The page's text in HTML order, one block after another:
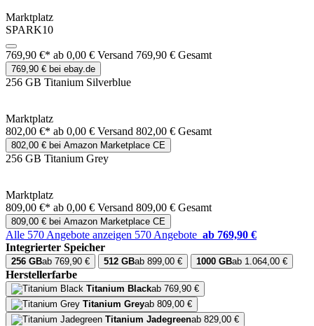
Marktplatz
SPARK10
769,90 €* ab 0,00 € Versand 769,90 € Gesamt
769,90 € bei ebay.de
256 GB Titanium Silverblue
Marktplatz
802,00 €* ab 0,00 € Versand 802,00 € Gesamt
802,00 € bei Amazon Marketplace CE
256 GB Titanium Grey
Marktplatz
809,00 €* ab 0,00 € Versand 809,00 € Gesamt
809,00 € bei Amazon Marketplace CE
Alle 570 Angebote anzeigen 570 Angebote ab 769,90 €
Integrierter Speicher
256 GBab 769,90 € 512 GBab 899,00 € 1000 GBab 1.064,00 €
Herstellerfarbe
Titanium Blackab 769,90 €
Titanium Greyab 809,00 €
Titanium Jadegreenab 829,00 €